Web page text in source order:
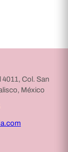
Col. San
México